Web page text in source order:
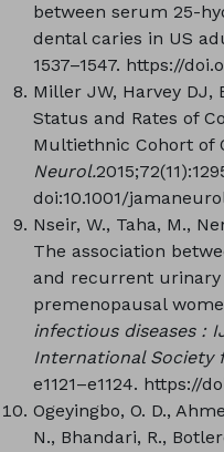
between serum 25-
dental caries in US
1537–1547. https://
Miller JW, Harvey DJ,
Status and Rates of
Multiethnic Cohort of
Neurol.
doi:10.1001/
Nseir, W., Taha, M.,
The association
and recurrent
premenopausal
infectious diseases :
International Society
e1121–e1124. https://
Ogeyingbo, O. D.,
N., Bhandari, R.,